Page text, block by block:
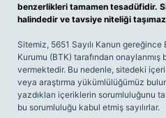
benzerlikleri tamamen tesadüfidir.
halindedir ve tavsiye niteliği
Sitemiz, 5651 Sayılı Kanun
Kurumu (BTK) tarafından onaylanmış
vermektedir. Bu nedenle, sitedeki
veya araştırma yükümlülüğümüz
yazdıkları içeriklerin sorumluluğunu
bu sorumluluğu kabul etmiş sayılırlar.